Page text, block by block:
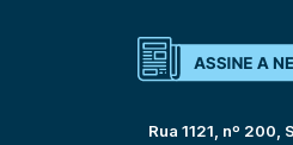
Rua 1121, nº 200,